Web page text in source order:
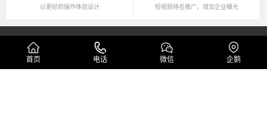
以更好的操作体验设计 短视频排名推广，增加企业曝光
主营项目
首页 电话 微信 企鹅